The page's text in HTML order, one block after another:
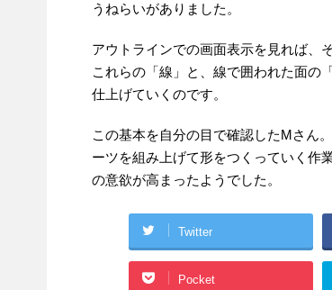
うねらいがありました。
アウトラインでの画面表示を見れば、
これらの「線」と、線で囲われた面の
仕上げていくのです。
この基本を自分の目で確認したMさん
ーツを組み上げて形をつくっていく
の意欲が高まったようでした。
Twitter
Pocket